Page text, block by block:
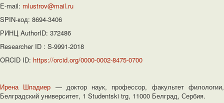
E-mail: mlustrov@mail.ru
SPIN-код: 8694-3406
РИНЦ AuthorID: 372486
Researcher ID : S-9991-2018
ORCID ID: https://orcid.org/0000-0002-8475-0700
Ирена Шпадиер — доктор наук, профессор, факультет филологии,
Белградский университет, 1 Studentski trg, 11000 Белград, Сербия.